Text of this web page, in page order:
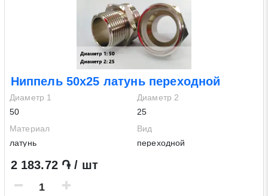
Ниппель 50х25 латунь переходной
Диаметр 1
50
Диаметр 2
25
Материал
латунь
Вид
переходной
2 183.72 ֏ / шт